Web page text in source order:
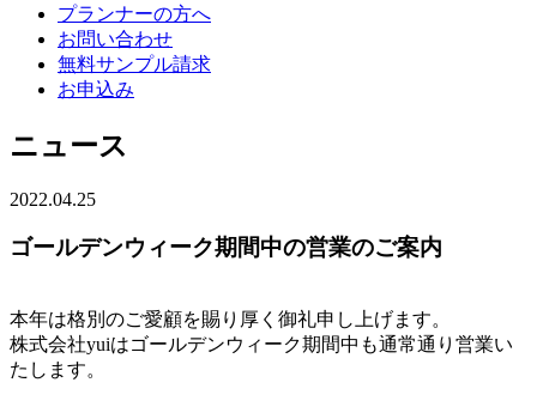
プランナーの方へ
お問い合わせ
無料サンプル請求
お申込み
ニュース
2022.04.25
ゴールデンウィーク期間中の営業のご案内
本年は格別のご愛顧を賜り厚く御礼申し上げます。
株式会社yuiはゴールデンウィーク期間中も通常通り営業い
たします。